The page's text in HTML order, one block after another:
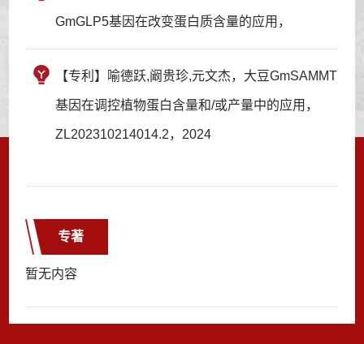
GmGLP5基因在改变蛋白质含量的应用，
【专利】喻德跃,阚贵珍,元文杰，大豆GmSAMMT
基因在调控植物蛋白含量和/或产量中的应用，
ZL202310214014.2，2024
专著
暂无内容